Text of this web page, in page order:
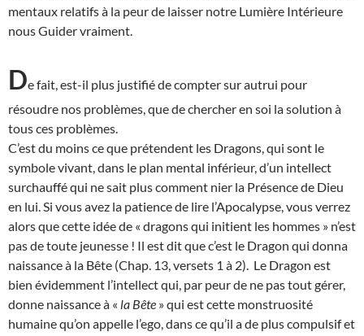
mentaux relatifs à la peur de laisser notre Lumière Intérieure
nous Guider vraiment.
De fait, est-il plus justifié de compter sur autrui pour
résoudre nos problèmes, que de chercher en soi la solution à
tous ces problèmes.
C’est du moins ce que prétendent les Dragons, qui sont le
symbole vivant, dans le plan mental inférieur, d’un intellect
surchauffé qui ne sait plus comment nier la Présence de Dieu
en lui. Si vous avez la patience de lire l’Apocalypse, vous verrez
alors que cette idée de « dragons qui initient les hommes » n’est
pas de toute jeunesse ! Il est dit que c’est le Dragon qui donna
naissance à la Bête (Chap. 13, versets 1 à 2). Le Dragon est
bien évidemment l’intellect qui, par peur de ne pas tout gérer,
donne naissance à « la Bête » qui est cette monstruosité
humaine qu’on appelle l’ego, dans ce qu’il a de plus compulsif et